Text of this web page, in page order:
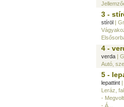
3 -
stíröl |
4 -
verda |
Autó,
5 -
lepattint
Leráz,
-
- Á...